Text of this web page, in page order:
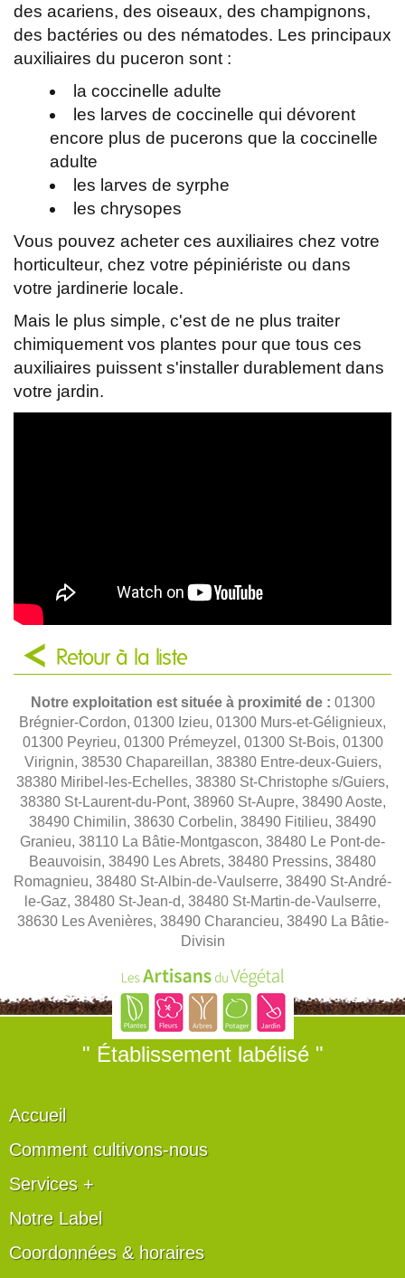
des acariens, des oiseaux, des champignons,
des bactéries ou des nématodes. Les principaux
auxiliaires du puceron sont :
la coccinelle adulte
les larves de coccinelle qui dévorent
encore plus de pucerons que la coccinelle
adulte
les larves de syrphe
les chrysopes
Vous pouvez acheter ces auxiliaires chez votre
horticulteur, chez votre pépiniériste ou dans
votre jardinerie locale.
Mais le plus simple, c'est de ne plus traiter
chimiquement vos plantes pour que tous ces
auxiliaires puissent s'installer durablement dans
votre jardin.
Retour à la liste
Notre exploitation est située à proximité de : 01300
Brégnier-Cordon, 01300 Izieu, 01300 Murs-et-Gélignieux,
01300 Peyrieu, 01300 Prémeyzel, 01300 St-Bois, 01300
Virignin, 38530 Chapareillan, 38380 Entre-deux-Guiers,
38380 Miribel-les-Echelles, 38380 St-Christophe s/Guiers,
38380 St-Laurent-du-Pont, 38960 St-Aupre, 38490 Aoste,
38490 Chimilin, 38630 Corbelin, 38490 Fitilieu, 38490
Granieu, 38110 La Bâtie-Montgascon, 38480 Le Pont-de-
Beauvoisin, 38490 Les Abrets, 38480 Pressins, 38480
Romagnieu, 38480 St-Albin-de-Vaulserre, 38490 St-André-
le-Gaz, 38480 St-Jean-d, 38480 St-Martin-de-Vaulserre,
38630 Les Avenières, 38490 Charancieu, 38490 La Bâtie-
Divisin
" Établissement labélisé "
Accueil
Comment cultivons-nous
Services +
Notre Label
Coordonnées & horaires